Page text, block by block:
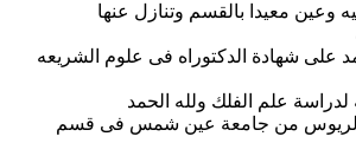
وعين معيدا بالقسم وتنازل عنها
على شهادة الدكتوراه فى علوم الشريعه
علم الفلك ولله الحمد
من جامعة عين شمس فى قسم